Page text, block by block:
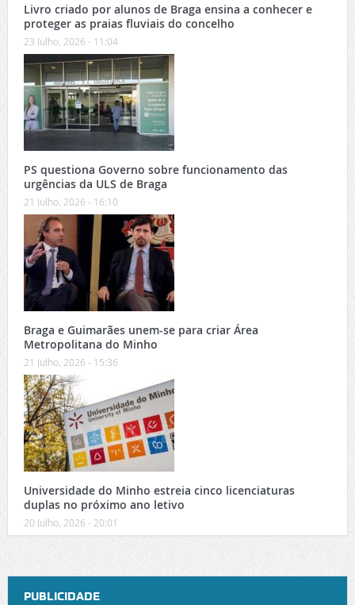
Livro criado por alunos de Braga ensina a conhecer e
proteger as praias fluviais do concelho
23 Julho, 2026 - 11:04
PS questiona Governo sobre funcionamento das
urgências da ULS de Braga
21 Julho, 2026 - 16:10
Braga e Guimarães unem-se para criar Área
Metropolitana do Minho
21 Julho, 2026 - 15:36
Universidade do Minho estreia cinco licenciaturas
duplas no próximo ano letivo
20 Julho, 2026 - 20:01
PUBLICIDADE